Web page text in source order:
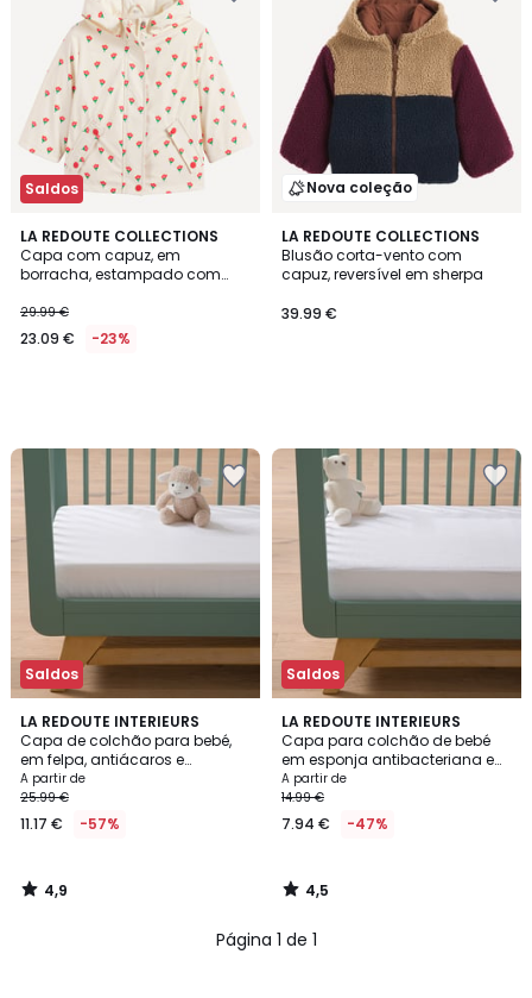
desconto
aplicado.
Saldos
LA REDOUTE COLLECTIONS
Capa com capuz, em
borracha, estampado com
29.99 €
23.09 € -23%
Nova coleção
LA REDOUTE COLLECTIONS
Blusão corta-vento com
capuz, reversível em sherpa
39.99 €
Saldos
LA REDOUTE INTERIEURS
Capa de colchão para bebé,
em felpa, antiácaros e
impermeável, altura máxima
de 14 cm
A partir de
25.99 €
11.17 € -57%
4,9
/ 5
4,9
/
Saldos
LA REDOUTE INTERIEURS
Capa para colchão de bebé
em esponja antibacteriana e
impermeável
A partir de
14.99 €
7.94 € -47%
4,5
/ 5
4,5
/
Página 1 de 1